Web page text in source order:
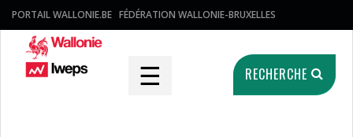
PORTAIL WALLONIE.BE FÉDÉRATION WALLONIE-BRUXELLES
☰ RECHERCHE